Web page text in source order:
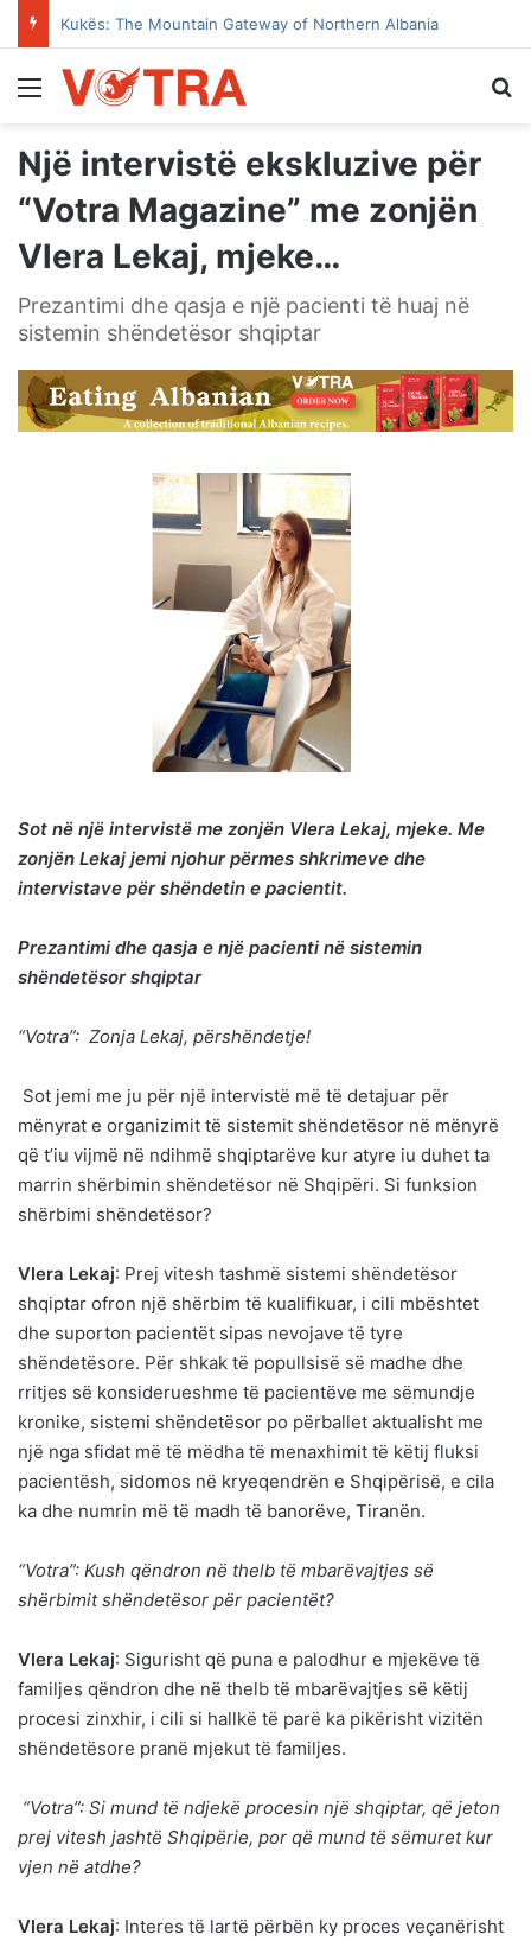
Kukës: The Mountain Gateway of Northern Albania
Menu
Një intervistë ekskluzive për
“Votra Magazine” me zonjën
Vlera Lekaj, mjeke…
Prezantimi dhe qasja e një pacienti të huaj në
sistemin shëndetësor shqiptar
Sot në një intervistë me zonjën Vlera Lekaj, mjeke. Me
zonjën Lekaj jemi njohurpërmes shkrimeve dhe
intervistave për shëndetin e pacientit.
Prezantimi dhe qasja e një pacienti në sistemin
shëndetësor shqiptar
“Votra”: Zonja Lekaj, përshëndetje!
Sot jemi me ju për një intervistë më të detajuar për
mënyrat e organizimit të sistemit shëndetësor në mënyrë
që t’iu vijmë në ndihmë shqiptarëve kur atyre iu duhet ta
marrin shërbimin shëndetësor në Shqipëri. Si funksion
shërbimi shëndetësor?
Vlera Lekaj: Prej vitesh tashmë sistemi shëndetësor
shqiptar ofron një shërbim të kualifikuar, i cili mbështet
dhe suporton pacientët sipas nevojave të tyre
shëndetësore. Për shkak të popullsisë së madhe dhe
rritjes së konsiderueshme të pacientëve me sëmundje
kronike, sistemi shëndetësor po përballet aktualisht me
një nga sfidat më të mëdha të menaxhimit të këtij fluksi
pacientësh, sidomos në kryeqendrën e Shqipërisë, e cila
ka dhe numrin më të madh të banorëve, Tiranën.
“Votra”: Kush qëndron në thelb të mbarëvajtjes së
shërbimit shëndetësor për pacientët?
Vlera Lekaj: Sigurisht që puna e palodhur e mjekëve të
familjes qëndron dhe në thelb të mbarëvajtjes së këtij
procesi zinxhir, i cili si hallkë të parë ka pikërisht vizitën
shëndetësore pranë mjekut të familjes.
“Votra”: Si mund të ndjekë procesin një shqiptar, që jeton
prej vitesh jashtë Shqipërie, por që mund të sëmuret kur
vjen në atdhe?
Vlera Lekaj: Interes të lartë përbën ky proces veçanërisht